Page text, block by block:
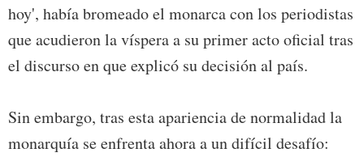
hoy', había bromeado el monarca con los periodistas
que acudieron la víspera a su primer acto oficial tras
el discurso en que explicó su decisión al país.
Sin embargo, tras esta apariencia de normalidad la
monarquía se enfrenta ahora a un difícil desafío: